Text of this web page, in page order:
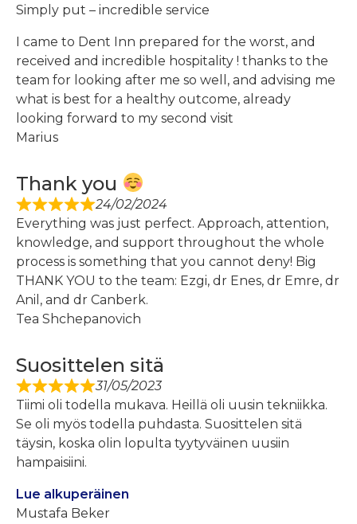
Simply put – incredible service
I came to Dent Inn prepared for the worst, and
received and incredible hospitality ! thanks to the
team for looking after me so well, and advising me
what is best for a healthy outcome, already
looking forward to my second visit
Marius
Thank you
24/02/2024
Everything was just perfect. Approach, attention,
knowledge, and support throughout the whole
process is something that you cannot deny! Big
THANK YOU to the team: Ezgi, dr Enes, dr Emre, dr
Anil, and dr Canberk.
Tea Shchepanovich
Suosittelen sitä
31/05/2023
Tiimi oli todella mukava. Heillä oli uusin tekniikka.
Se oli myös todella puhdasta. Suosittelen sitä
täysin, koska olin lopulta tyytyväinen uusiin
hampaisiini.
Lue alkuperäinen
Mustafa Beker